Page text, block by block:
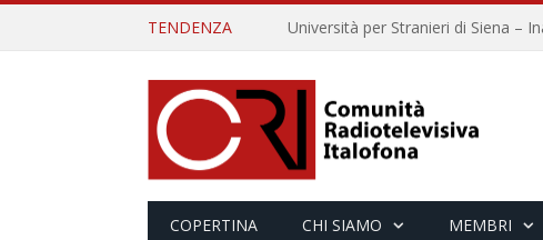
TENDENZA
COPERTINA CHI SIAMO MEMBRI